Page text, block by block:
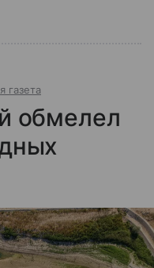
газета
обмелел